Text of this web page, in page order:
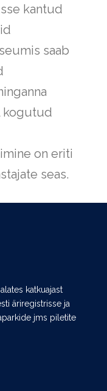
kantud
saab
kogutud
on eriti
seas.
katkuajast
äriregistrisse ja
jms piletite